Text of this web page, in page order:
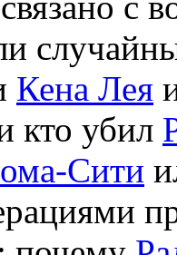
Кена Лея
кто убил
Сити